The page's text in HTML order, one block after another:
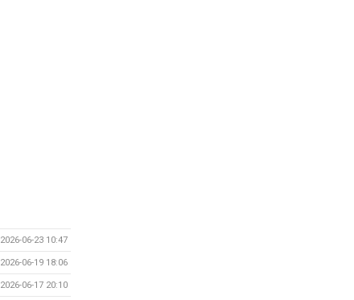
2026-06-23 10:47
2026-06-19 18:06
2026-06-17 20:10